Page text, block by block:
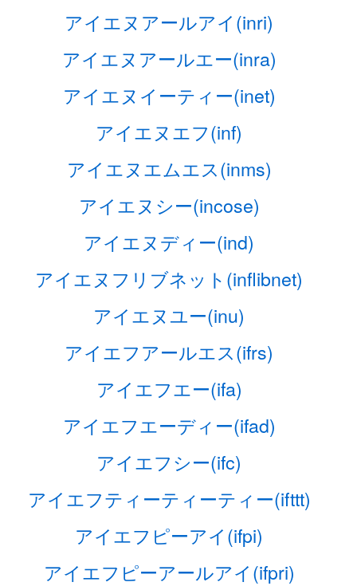
アイエヌアールアイ(inri)
アイエヌアールエー(inra)
アイエヌイーティー(inet)
アイエヌエフ(inf)
アイエヌエムエス(inms)
アイエヌシー(incose)
アイエヌディー(ind)
アイエヌフリブネット(inflibnet)
アイエヌユー(inu)
アイエフアールエス(ifrs)
アイエフエー(ifa)
アイエフエーディー(ifad)
アイエフシー(ifc)
アイエフティーティーティー(ifttt)
アイエフピーアイ(ifpi)
アイエフピーアールアイ(ifpri)